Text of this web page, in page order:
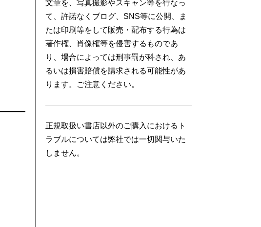
文章を、写真撮影やスキャン等を行なっ
て、許諾なくブログ、SNS等に公開、ま
たは印刷等をして販売・配布する行為は
著作権、肖像権等を侵害するものであ
り、場合によっては刑事罰が科され、あ
るいは損害賠償を請求される可能性があ
ります。ご注意ください。
正規取扱い書店以外のご購入におけるト
ラブルについては弊社では一切関与いた
しません。